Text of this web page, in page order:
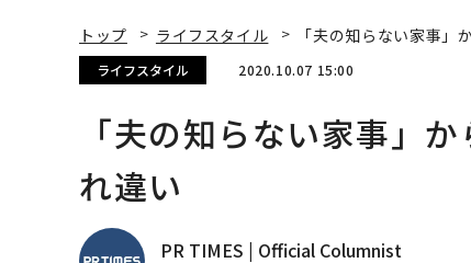
トップ ライフスタイル 「夫の知らない家事」
ライフスタイル 2020.10.07 15:00
「夫の知らない家事」
れ違い
PR TIMES | Official Columnist